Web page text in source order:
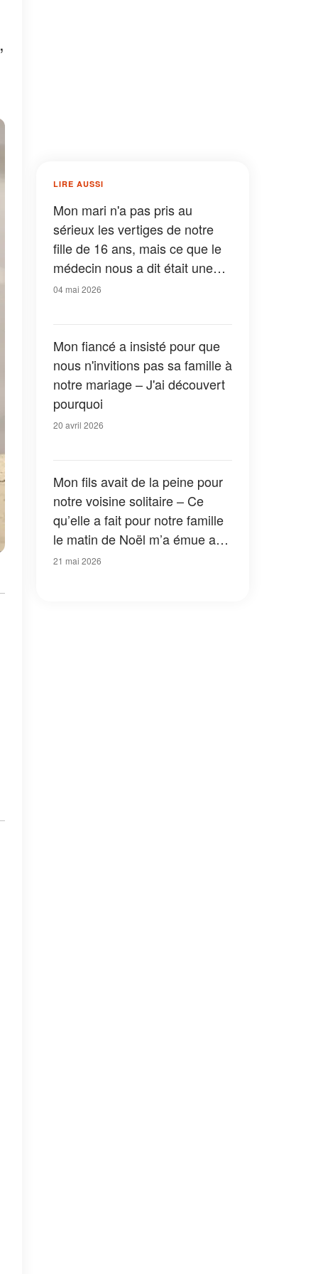
LIRE AUSSI
Mon mari n'a pas pris au
sérieux les vertiges de notre
fille de 16 ans, mais ce que le
médecin nous a dit était une
vérité à laquelle aucune mère
04 mai 2026
Mon fiancé a insisté pour que
nous n'invitions pas sa famille à
notre mariage – J'ai découvert
pourquoi
20 avril 2026
Mon fils avait de la peine pour
notre voisine solitaire – Ce
qu’elle a fait pour notre famille
le matin de Noël m’a émue aux
larmes
21 mai 2026